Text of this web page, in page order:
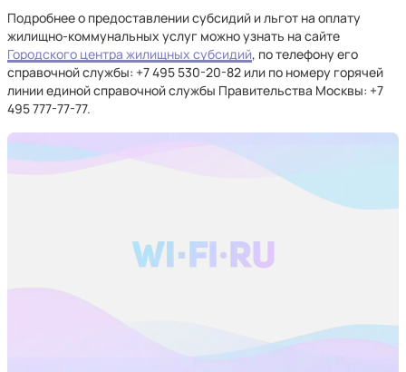
Подробнее о предоставлении субсидий и льгот на оплату
жилищно-коммунальных услуг можно узнать на сайте
Городского центра жилищных субсидий, по телефону его
справочной службы: +7 495 530-20-82 или по номеру горячей
линии единой справочной службы Правительства Москвы: +7
495 777-77-77.